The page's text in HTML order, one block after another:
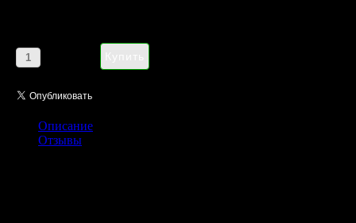
Описание
Отзывы